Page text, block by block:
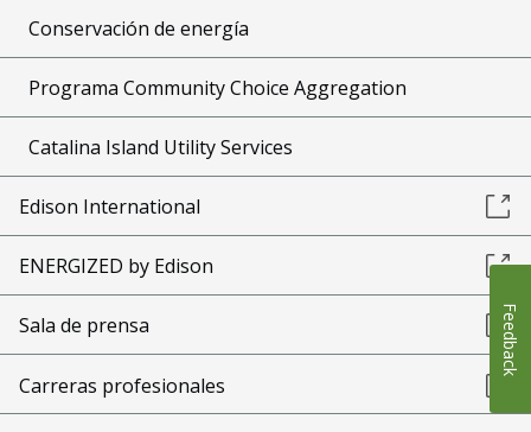
Conservación de energía
Programa Community Choice Aggregation
Catalina Island Utility Services
Edison International
ENERGIZED by Edison
Sala de prensa
Carreras profesionales
Feedback